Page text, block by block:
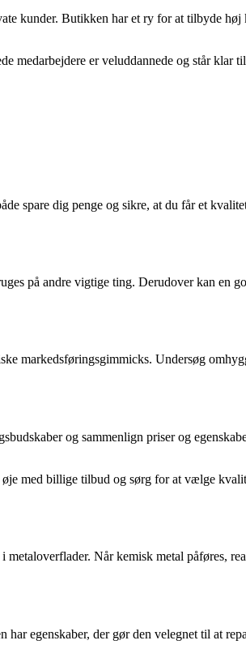
kunder. Butikken har et ry for at tilbyde høj
medarbejdere er veluddannede og står klar
spare dig penge og sikre, at du får et
på andre vigtige ting. Derudover kan en
markedsføringsgimmicks. Undersøg
og sammenlign priser og
med billige tilbud og sørg for at vælge
Når kemisk metal påføres,
egenskaber, der gør den velegnet til at